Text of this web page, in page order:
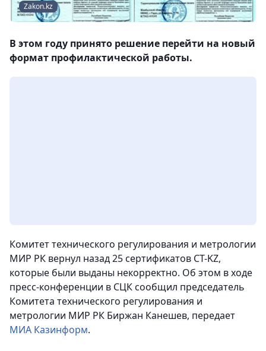
Zakon.kz
В этом году принято решение перейти на новый
формат профилактической работы.
Комитет технического регулирования и метрологии
МИР РК вернул назад 25 сертификатов CT-KZ,
которые были выданы некорректно. Об этом в ходе
пресс-конференции в СЦК сообщил председатель
Комитета технического регулирования и
метрологии МИР РК Биржан Канешев, передает
МИА Казинформ.